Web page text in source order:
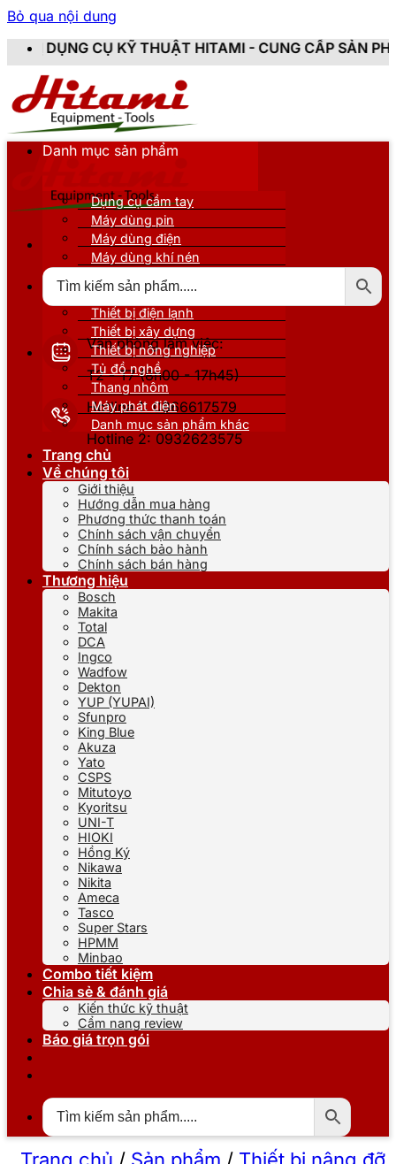
Bỏ qua nội dung
KỸ THUẬT HITAMI - CUNG CẤP SẢN PHẨM CHÍNH
Văn phòng làm việc:
T2 - T7 (8h00 - 17h45)
Hotline 1: 0866617579
Hotline 2: 0932623575
Danh mục sản phẩm
Dụng cụ cầm tay
Máy dùng pin
Máy dùng điện
Máy dùng khí nén
Thiết bị nâng đỡ
Thiết bị điện lạnh
Thiết bị xây dựng
Thiết bị nông nghiệp
Tủ đồ nghề
Thang nhôm
Máy phát điện
Danh mục sản phẩm khác
Trang chủ
Về chúng tôi
Giới thiệu
Hướng dẫn mua hàng
Phương thức thanh toán
Chính sách vận chuyển
Chính sách bảo hành
Chính sách bán hàng
Thương hiệu
Bosch
Makita
Total
DCA
Ingco
Wadfow
Dekton
YUP (YUPAI)
Sfunpro
King Blue
Akuza
Yato
CSPS
Mitutoyo
Kyoritsu
UNI-T
HIOKI
Hồng Ký
Nikawa
Nikita
Ameca
Tasco
Super Stars
HPMM
Minbao
Combo tiết kiệm
Chia sẻ & đánh giá
Kiến thức kỹ thuật
Cẩm nang review
Báo giá trọn gói